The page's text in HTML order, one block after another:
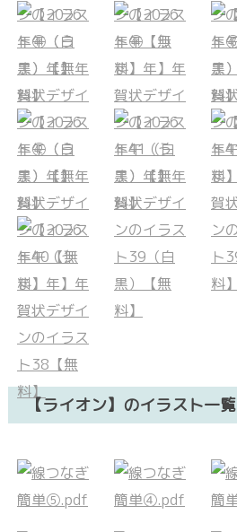
【ライオン】のイラスト一覧